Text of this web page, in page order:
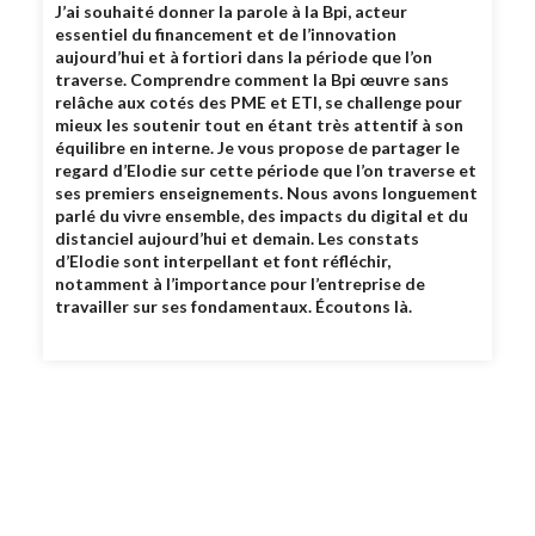
J’ai souhaité donner la parole à la Bpi, acteur
essentiel du financement et de l’innovation
aujourd’hui et à fortiori dans la période que l’on
traverse. Comprendre comment la Bpi œuvre sans
relâche aux cotés des PME et ETI, se challenge pour
mieux les soutenir tout en étant très attentif à son
équilibre en interne. Je vous propose de partager le
regard d’Elodie sur cette période que l’on traverse et
ses premiers enseignements. Nous avons longuement
parlé du vivre ensemble, des impacts du digital et du
distanciel aujourd’hui et demain. Les constats
d’Elodie sont interpellant et font réfléchir,
notamment à l’importance pour l’entreprise de
travailler sur ses fondamentaux. Écoutons là.